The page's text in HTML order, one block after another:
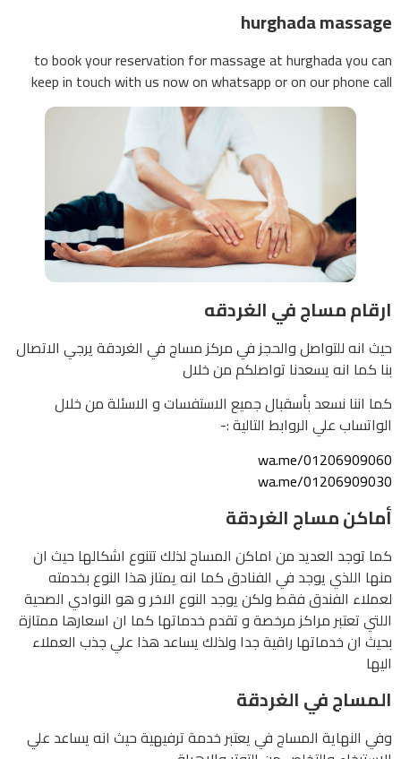
hurghada massage
to book your reservation for massage at hurghada you can
keep in touch with us now on whatsapp or on our phone call
ارقام مساج في الغردقه
حيث انه للتواصل والحجز في مركز مساج في الغردقة يرجي الاتصال
بنا كما انه يسعدنا تواصلكم من خلال
كما اننا نسعد بأسقبال جميع الاستفسات و الاسئلة من خلال
الواتساب علي الروابط التالية :-
wa.me/01206909060
wa.me/01206909030
أماكن مساج الغردقة
كما توجد العديد من اماكن المساج لذلك تتنوع اشكالها حيث ان
منها اللذي يوجد في الفنادق كما انه يمتاز هذا النوع بخدمته
لعملاء الفندق فقط ولكن يوجد النوع الاخر و هو النوادي الصحية
اللتي تعتبر مراكز مرخصة و تقدم خدماتها كما ان اسعارها ممتازة
بحيث ان خدماتها راقية جدا ولذلك يساعد هذا علي جذب العملاء
اليها
المساج في الغردقة
وفي النهاية المساج في يعتبر خدمة ترفيهية حيث انه يساعد علي